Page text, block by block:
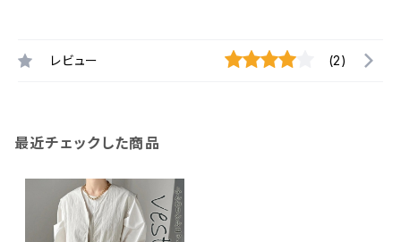
レビュー (2)
最近チェックした商品